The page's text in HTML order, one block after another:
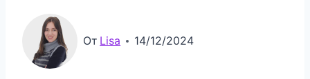
От Lisa 14/12/2024